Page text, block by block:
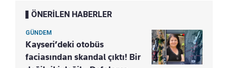
ÖNERİLEN HABERLER
GÜNDEM
Kayseri’deki otobüs
faciasından skandal çıktı! Bir